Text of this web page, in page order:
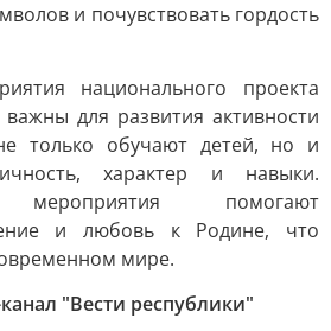
и почувствовать гордость
национального проекта
для развития активности
только обучают детей, но и
характер и навыки.
мероприятия помогают
и любовь к Родине, что
мире.
"Вести республики"